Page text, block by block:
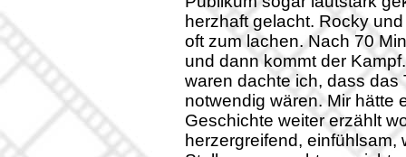
herzhaft gelacht. Rocky
oft zum lachen. Nach 70
und dann kommt der
waren dachte ich, dass das
notwendig wären. Mir hätte
Geschichte weiter erzählt
herzergreifend,